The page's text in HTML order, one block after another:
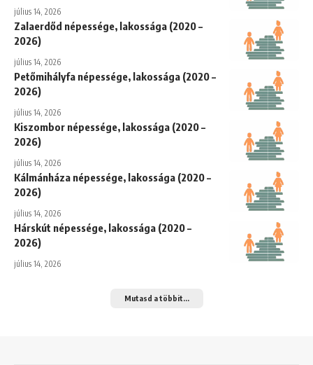
július 14, 2026
Zalaerdőd népessége, lakossága (2020 –
2026)
július 14, 2026
Petőmihályfa népessége, lakossága (2020 –
2026)
július 14, 2026
Kiszombor népessége, lakossága (2020 –
2026)
július 14, 2026
Kálmánháza népessége, lakossága (2020 –
2026)
július 14, 2026
Hárskút népessége, lakossága (2020 –
2026)
július 14, 2026
Mutasd a többit...